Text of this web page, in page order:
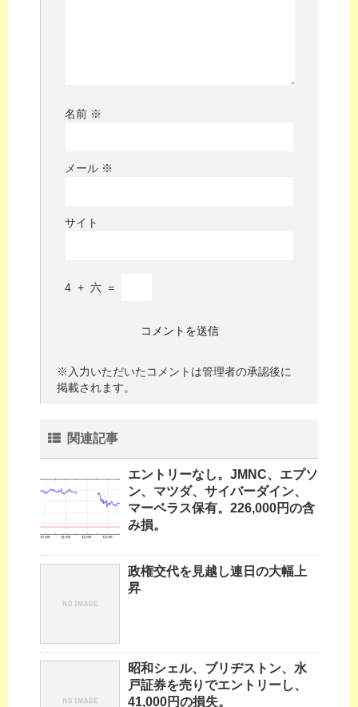
名前 ※
メール ※
サイト
4 + 六 =
※入力いただいたコメントは管理者の承認後に
掲載されます。
関連記事
エントリーなし。JMNC、エプソ
ン、マツダ、サイバーダイン、
マーベラス保有。226,000円の含
み損。
政権交代を見越し連日の大幅上
昇
昭和シェル、ブリヂストン、水
戸証券を売りでエントリーし、
41,000円の損失。